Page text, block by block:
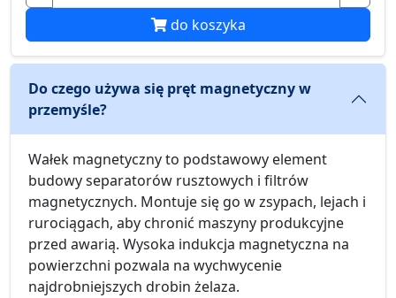
do koszyka
Do czego używa się pręt magnetyczny w
przemyśle?
Wałek magnetyczny to podstawowy element
budowy separatorów rusztowych i filtrów
magnetycznych. Montuje się go w zsypach, lejach i
rurociągach, aby chronić maszyny produkcyjne
przed awarią. Wysoka indukcja magnetyczna na
powierzchni pozwala na wychwycenie
najdrobniejszych drobin żelaza.